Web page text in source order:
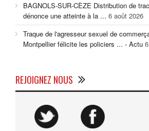
BAGNOLS-SUR-CÈZE Distribution de
dénonce une atteinte à la ... 6 août 2026
Traque de l'agresseur sexuel de
Montpellier félicite les policiers ... - Actu
REJOIGNEZ NOUS